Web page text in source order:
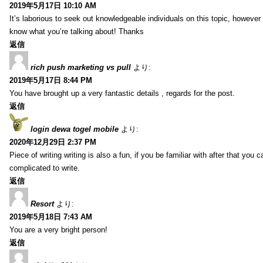
2019年5月17日 10:10 AM
It’s laborious to seek out knowledgeable individuals on this topic,
know what you’re talking about! Thanks
返信
rich push marketing vs pull より:
2019年5月17日 8:44 PM
You have brought up a very fantastic details , regards for the post.
返信
login dewa togel mobile より:
2020年12月29日 2:37 PM
Piece of writing writing is also a fun, if you be familiar with after that you
complicated to write.
返信
Resort より:
2019年5月18日 7:43 AM
You are a very bright person!
返信